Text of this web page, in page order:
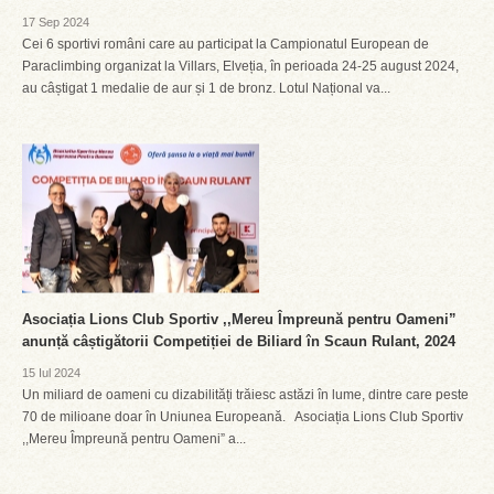
17 Sep 2024
Cei 6 sportivi români care au participat la Campionatul European de
Paraclimbing organizat la Villars, Elveția, în perioada 24-25 august 2024,
au câștigat 1 medalie de aur și 1 de bronz. Lotul Național va...
Asociația Lions Club Sportiv ,,Mereu Împreună pentru Oameni”
anunță câștigătorii Competiției de Biliard în Scaun Rulant, 2024
15 Iul 2024
Un miliard de oameni cu dizabilități trăiesc astăzi în lume, dintre care peste
70 de milioane doar în Uniunea Europeană. Asociația Lions Club Sportiv
,,Mereu Împreună pentru Oameni” a...